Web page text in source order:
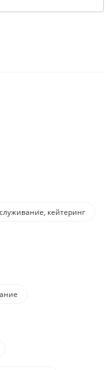
кейтеринг